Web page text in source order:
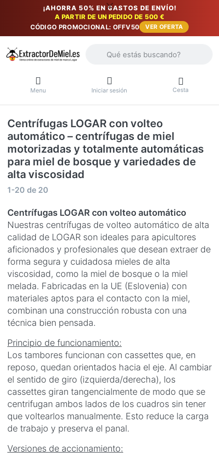
¡AHORRA 50% EN GASTOS DE ENVÍO!
A PARTIR DE UN PEDIDO DE 500 €
CÓDIGO PROMOCIONAL: OFFV50
VER OFERTA
Menu Iniciar sesión Cesta
Centrífugas LOGAR con volteo
automático – centrífugas de miel
motorizadas y totalmente automáticas
para miel de bosque y variedades de
alta viscosidad
Resultados de la búsqueda:
1-20 de 20
Centrífugas LOGAR con volteo automático
Nuestras centrífugas de volteo automático de alta
calidad de LOGAR son ideales para apicultores
aficionados y profesionales que desean extraer de
forma segura y cuidadosa mieles de alta
viscosidad, como la miel de bosque o la miel
melada. Fabricadas en la UE (Eslovenia) con
materiales aptos para el contacto con la miel,
combinan una construcción robusta con una
técnica bien pensada.
Principio de funcionamiento:
Los tambores funcionan con cassettes que, en
reposo, quedan orientados hacia el eje. Al cambiar
el sentido de giro (izquierda/derecha), los
cassettes giran tangencialmente de modo que se
centrifugan ambos lados de los cuadros sin tener
que voltearlos manualmente. Esto reduce la carga
de trabajo y preserva el panal.
Versiones de accionamiento: